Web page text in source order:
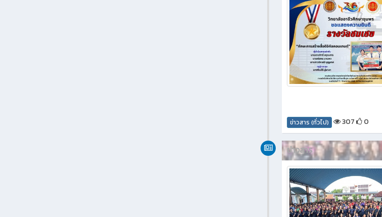
ข่าวสาร (ทั่วไป) 307 0
ข่าวสาร